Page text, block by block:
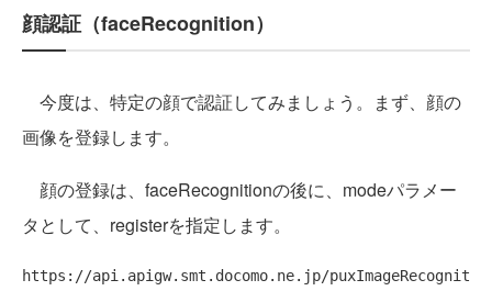
顔認証（faceRecognition）
今度は、特定の顔で認証してみましょう。まず、顔の
画像を登録します。
顔の登録は、faceRecognitionの後に、modeパラメー
タとして、registerを指定します。
https://api.apigw.smt.docomo.ne.jp/puxImageRecognit